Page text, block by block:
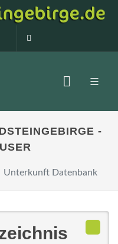
0160 99873408
-
Unterkunft Datenbank